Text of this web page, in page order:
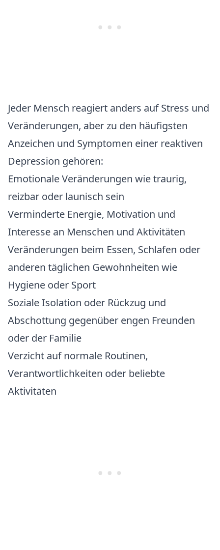
Jeder Mensch reagiert anders auf Stress und
Veränderungen, aber zu den häufigsten
Anzeichen und Symptomen einer reaktiven
Depression gehören:
Emotionale Veränderungen wie traurig,
reizbar oder launisch sein
Verminderte Energie, Motivation und
Interesse an Menschen und Aktivitäten
Veränderungen beim Essen, Schlafen oder
anderen täglichen Gewohnheiten wie
Hygiene oder Sport
Soziale Isolation oder Rückzug und
Abschottung gegenüber engen Freunden
oder der Familie
Verzicht auf normale Routinen,
Verantwortlichkeiten oder beliebte
Aktivitäten